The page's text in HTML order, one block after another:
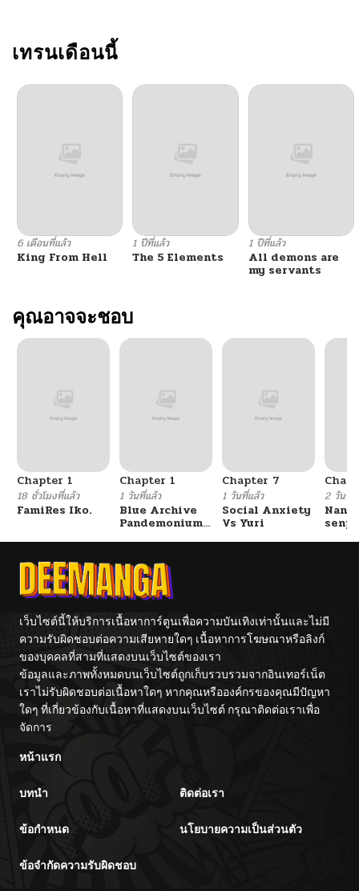
เทรนเดือนนี้
6 เดือนที่แล้ว
King From Hell
1 ปีที่แล้ว
The 5 Elements
1 ปีที่แล้ว
All demons are
my servants
คุณอาจจะชอบ
Chapter 1
18 ชั่วโมงที่แล้ว
FamiRes Iko.
Chapter 1
1 วันที่แล้ว
Blue Archive
Pandemonium
Chapter 7
1 วันที่แล้ว
Social Anxiety
Vs Yuri
2 วันที่แ
เว็บไซต์นี้ให้บริการเนื้อหาการ์ตูนเพื่อความบันเทิงเท่านั้นและไม่มี
ความรับผิดชอบต่อความเสียหายใดๆ เนื้อหาการโฆษณาหรือลิงก์
ของบุคคลที่สามที่แสดงบนเว็บไซต์ของเรา
ข้อมูลและภาพทั้งหมดบนเว็บไซต์ถูกเก็บรวบรวมจากอินเทอร์เน็ต
เราไม่รับผิดชอบต่อเนื้อหาใดๆ หากคุณหรือองค์กรของคุณมีปัญหา
ใดๆ ที่เกี่ยวข้องกับเนื้อหาที่แสดงบนเว็บไซต์ กรุณาติดต่อเราเพื่อ
จัดการ
หน้าแรก
บทนำ ติดต่อเรา
ข้อกำหนด นโยบายความเป็นส่วนตัว
ข้อจำกัดความรับผิดชอบ